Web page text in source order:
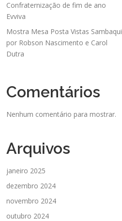
Confraternização de fim de ano
Evviva
Mostra Mesa Posta Vistas Sambaqui
por Robson Nascimento e Carol
Dutra
Comentários
Nenhum comentário para mostrar.
Arquivos
janeiro 2025
dezembro 2024
novembro 2024
outubro 2024